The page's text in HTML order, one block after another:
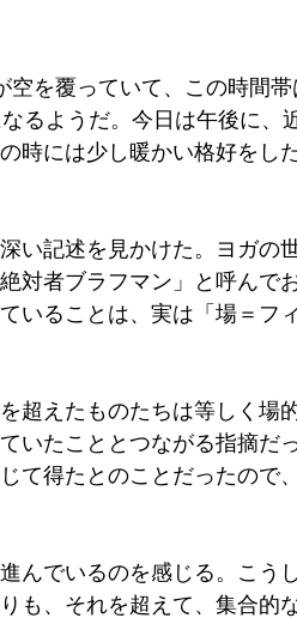
を覆っていて、この時間帯
るようだ。今日は午後に、
時には少し暖かい格好をし
い記述を見かけた。ヨガの
対者ブラフマン」と呼んでお
いることは、実は「場＝フ
超えたものたちは等しく場
いたこととつながる指摘だっ
て得たとのことだったので
んでいるのを感じる。こう
も、それを超えて、集合的